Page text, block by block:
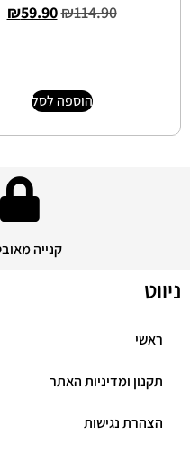
₪114.90
₪59.90
הוספה לסל
קנייה
ניווט
ראשי
תקנון ומדיניות האתר
הצהרת נגישות